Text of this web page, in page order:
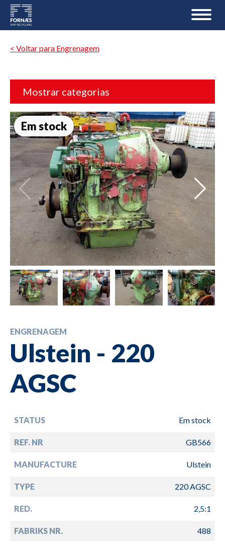
< Voltar para Engrenagem
Mostrar categorias
Em stock
ENGRENAGEM
Ulstein - 220
AGSC
STATUS Em stock
REF. NR GB566
MANUFACTURE Ulstein
TYPE 220 AGSC
RED. 2,5:1
FABRIKS NR. 488